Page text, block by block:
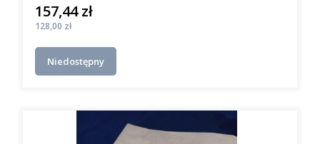
Cena
157,44 zł
Cena
128,00 zł
Niedostępny